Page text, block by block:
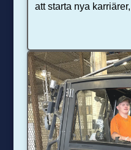
att starta nya